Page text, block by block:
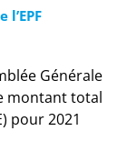
Générale
montant total
pour 2021